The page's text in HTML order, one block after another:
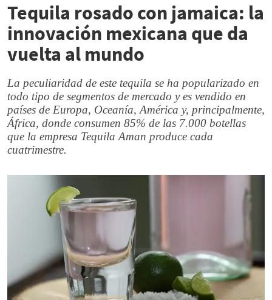
Tequila rosado con jamaica: la
innovación mexicana que da
vuelta al mundo
La peculiaridad de este tequila se ha popularizado en
todo tipo de segmentos de mercado y es vendido en
países de Europa, Oceanía, América y, principalmente,
África, donde consumen 85% de las 7.000 botellas
que la empresa Tequila Aman produce cada
cuatrimestre.